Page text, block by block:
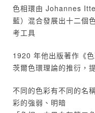
色相環由 Johannes
藍）混合發展出十二個
考工具
1920 年他出版著作《
茨爾色環理論的推衍，
不同的色彩有不同的名
彩的強弱、明暗